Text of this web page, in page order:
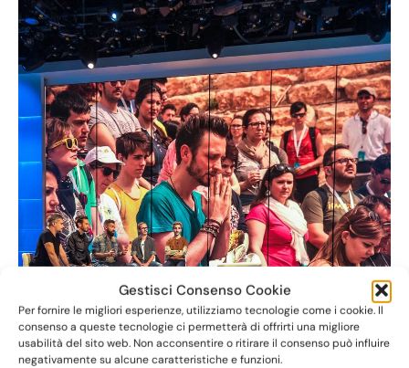
Gestisci Consenso Cookie
Per fornire le migliori esperienze, utilizziamo tecnologie come i cookie. Il
consenso a queste tecnologie ci permetterà di offrirti una migliore
usabilità del sito web. Non acconsentire o ritirare il consenso può influire
negativamente su alcune caratteristiche e funzioni.